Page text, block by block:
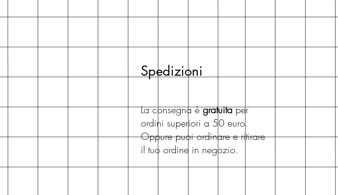
Spedizioni
La consegna ègratuitaper
ordini superiori a 50 euro.
Oppure puoi ordinare e ritirare
il tuo ordine in negozio.